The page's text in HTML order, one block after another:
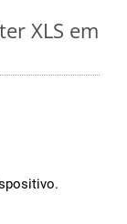
XLS em